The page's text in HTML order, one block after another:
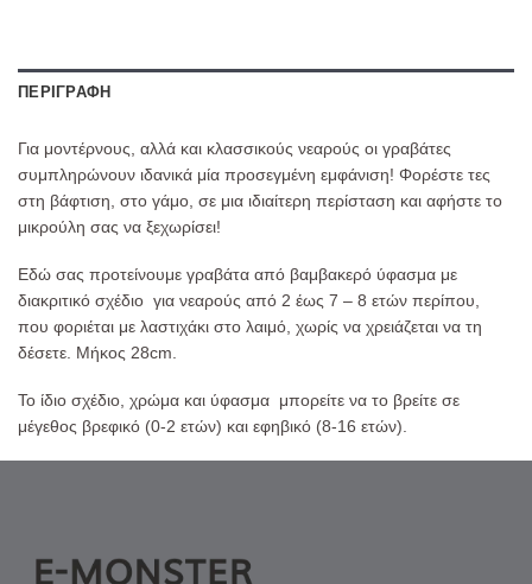
ΠΕΡΙΓΡΑΦΉ
Για μοντέρνους, αλλά και κλασσικούς νεαρούς οι γραβάτες
συμπληρώνουν ιδανικά μία προσεγμένη εμφάνιση! Φορέστε τες
στη βάφτιση, στο γάμο, σε μια ιδιαίτερη περίσταση και αφήστε το
μικρούλη σας να ξεχωρίσει!
Εδώ σας προτείνουμε γραβάτα από βαμβακερό ύφασμα με
διακριτικό σχέδιο για νεαρούς από 2 έως 7 – 8 ετών περίπου,
που φοριέται με λαστιχάκι στο λαιμό, χωρίς να χρειάζεται να τη
δέσετε. Μήκος 28cm.
Το ίδιο σχέδιο, χρώμα και ύφασμα μπορείτε να το βρείτε σε
μέγεθος βρεφικό (0-2 ετών) και εφηβικό (8-16 ετών).